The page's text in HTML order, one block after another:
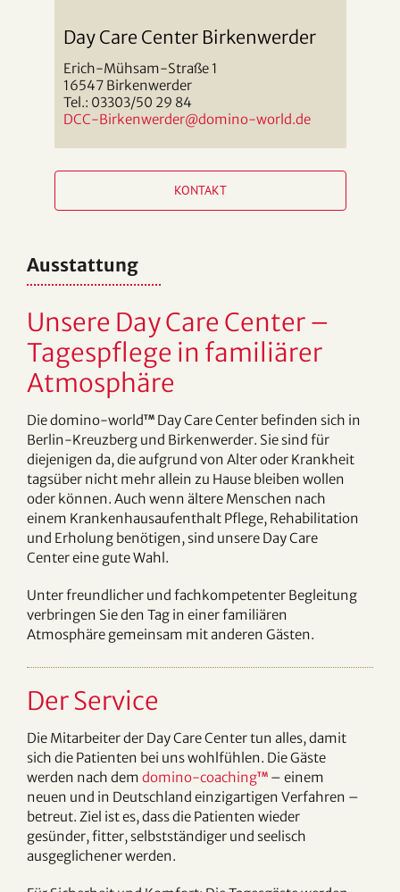
Day Care Center Birkenwerder
Erich-Mühsam-Straße 1
16547 Birkenwerder
Tel.: 03303/50 29 84
DCC-Birkenwerder@domino-world.de
KONTAKT
Ausstattung
Unsere Day Care Center –
Tagespflege in familiärer
Atmosphäre
Die domino-worldTMDay Care Center befinden sich in
Berlin-Kreuzberg und Birkenwerder. Sie sind für
diejenigen da, die aufgrund von Alter oder Krankheit
tagsüber nicht mehr allein zu Hause bleiben wollen
oder können. Auch wenn ältere Menschen nach
einem Krankenhausaufenthalt Pflege, Rehabilitation
und Erholung benötigen, sind unsere Day Care
Center eine gute Wahl.
Unter freundlicher und fachkompetenter Begleitung
verbringen Sie den Tag in einer familiären
Atmosphäre gemeinsam mit anderen Gästen.
Der Service
Die Mitarbeiter der Day Care Center tun alles, damit
sich die Patienten bei uns wohlfühlen. Die Gäste
werden nach dem domino-coachingTM– einem
neuen und in Deutschland einzigartigen Verfahren –
betreut. Ziel ist es, dass die Patienten wieder
gesünder, fitter, selbstständiger und seelisch
ausgeglichener werden.